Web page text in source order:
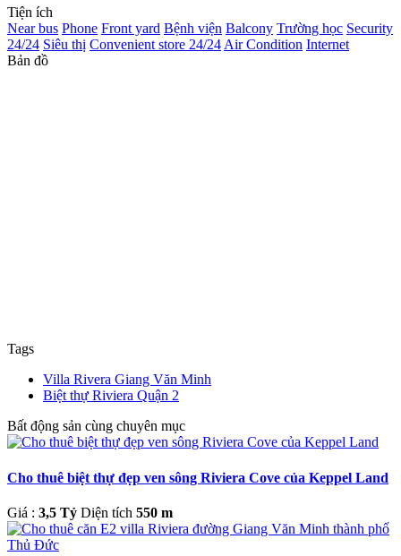
Tiện ích
Near bus Phone Front yard Bệnh viện Balcony Trường học Security
24/24 Siêu thị Convenient store 24/24 Air Condition Internet
Bản đồ
Tags
Villa Rivera Giang Văn Minh
Biệt thự Riviera Quận 2
Bất động sản cùng chuyên mục
Cho thuê biệt thự đẹp ven sông Riviera Cove của Keppel Land
Giá : 3,5 Tỷ Diện tích 550 m